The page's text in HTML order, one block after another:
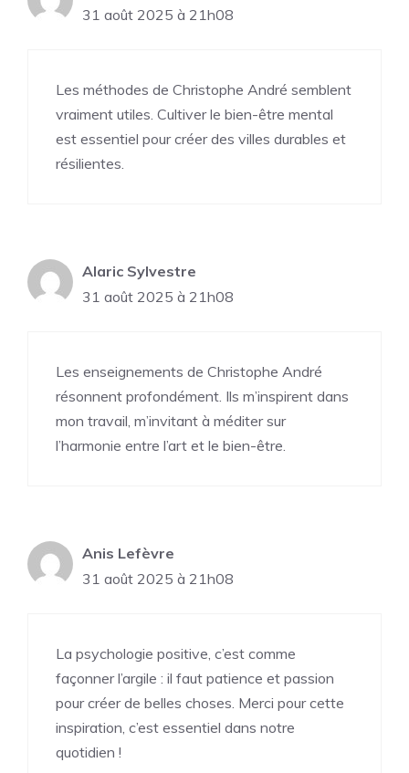
31 août 2025 à 21h08
Les méthodes de Christophe André semblent
vraiment utiles. Cultiver le bien-être mental
est essentiel pour créer des villes durables et
résilientes.
Alaric Sylvestre
31 août 2025 à 21h08
Les enseignements de Christophe André
résonnent profondément. Ils m’inspirent dans
mon travail, m’invitant à méditer sur
l’harmonie entre l’art et le bien-être.
Anis Lefèvre
31 août 2025 à 21h08
La psychologie positive, c’est comme
façonner l’argile : il faut patience et passion
pour créer de belles choses. Merci pour cette
inspiration, c’est essentiel dans notre
quotidien !